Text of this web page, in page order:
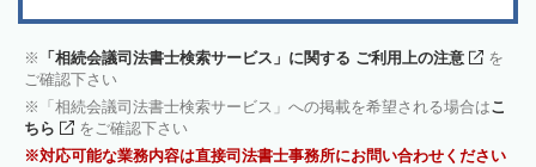
「相続会議司法書士検索サービス」に関する ご利用上の注意
を
ご確認下さい
「相続会議司法書士検索サービス」への掲載を希望される場合はこ
ちら
をご確認下さい
対応可能な業務内容は直接司法書士事務所にお問い合わせください